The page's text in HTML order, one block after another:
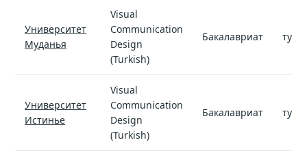
Университет
Муданья
Visual
Communication
Design
(Turkish)
Бакалавриат
Университет
Истинье
Visual
Communication
Design
(Turkish)
Бакалавриат